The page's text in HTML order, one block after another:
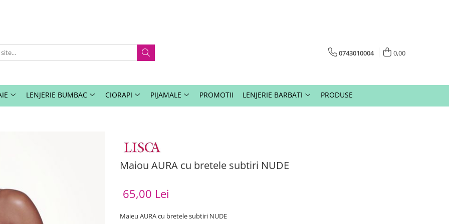
0743010004 0,00
LENJERIE BUMBAC CIORAPI PIJAMALE PROMOTII LENJERIE BARBATI PRODUSE
Maiou AURA cu bretele subtiri NUDE
65,00 Lei
Maieu AURA cu bretele subtiri NUDE